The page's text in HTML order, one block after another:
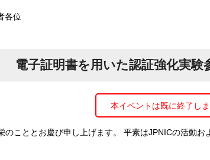
各位
電子証明書を用いた認証強化実験
本イベントは既に終了しま
こととお慶び申し上げます。 平素はJPNICの活動お